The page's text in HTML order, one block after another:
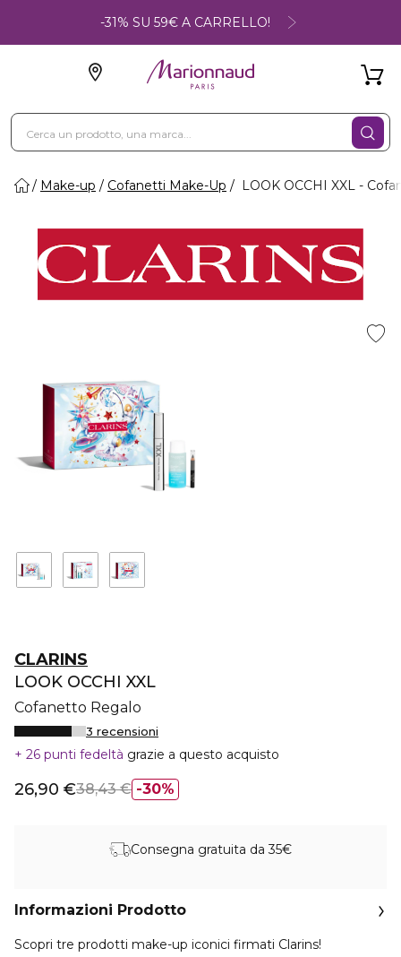
-31% SU 59€ A CARRELLO!
Make-up Cofanetti Make-Up LOOK OCCHI XXL -
CLARINS
LOOK OCCHI XXL
Cofanetto Regalo
3 recensioni
26 punti fedeltà grazie a questo acquisto
30%
26,90 €38,43 €
Consegna gratuita da 35€
Informazioni Prodotto
Scopri tre prodotti make-up iconici firmati Clarins!